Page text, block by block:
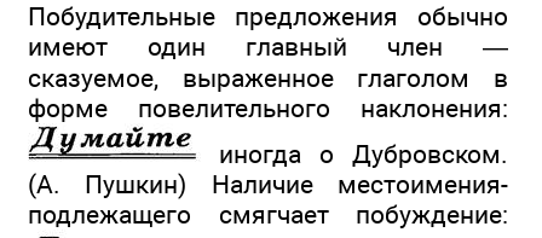
Побудительные предложения обычно
имеют один главный член —
сказуемое, выраженное глаголом в
форме повелительного наклонения:
иногда о Дубровском.
(А. Пушкин) Наличие местоимения-
подлежащего смягчает побуждение: